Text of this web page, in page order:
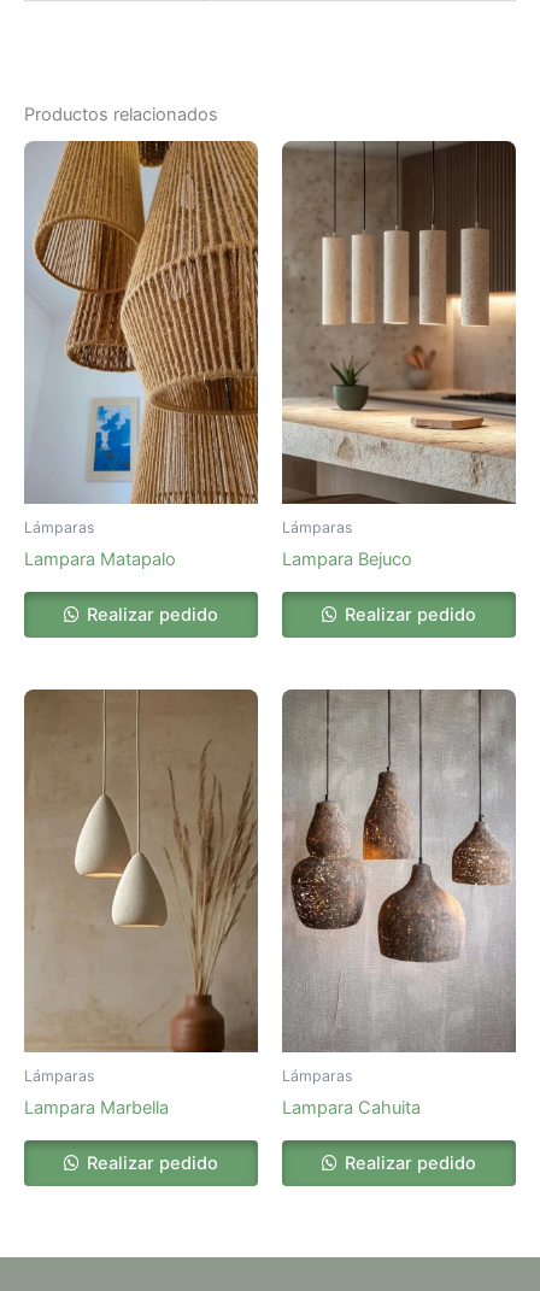
Productos relacionados
Lámparas
Lampara Matapalo
Realizar pedido
Lámparas
Lampara Bejuco
Realizar pedido
Lámparas
Lampara Marbella
Realizar pedido
Lámparas
Lampara Cahuita
Realizar pedido